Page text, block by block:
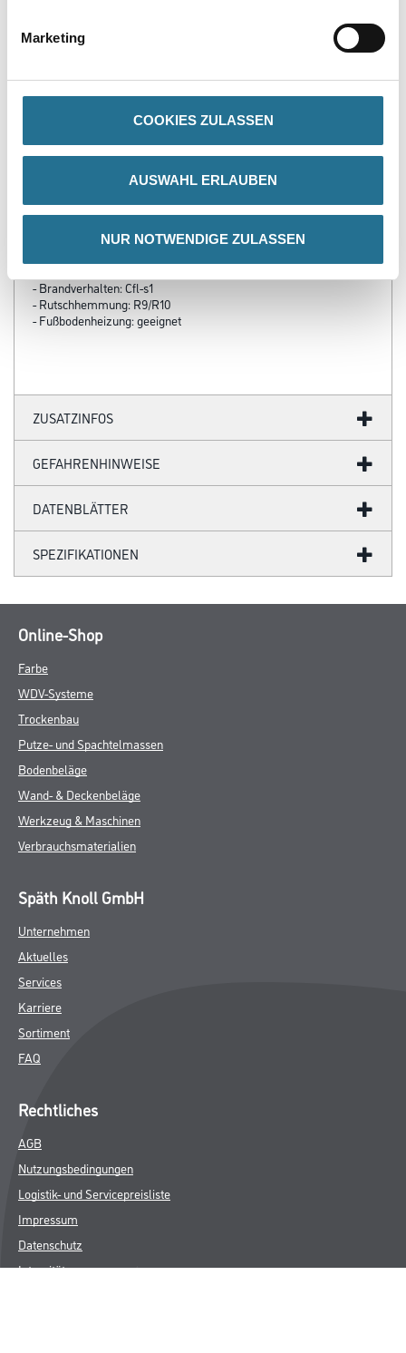
Marketing
COOKIES ZULASSEN
AUSWAHL ERLAUBEN
NUR NOTWENDIGE ZULASSEN
PRODUKTEIGENSCHAFTEN
- Belagsart: 2-Schicht Parkett
- Gesamtstärke: 10,00 mm
- Inhalt: je Pak. 2,47 m²
- Brandverhalten: Cfl-s1
- Rutschhemmung: R9/R10
- Fußbodenheizung: geeignet
ZUSATZINFOS
GEFAHRENHINWEISE
DATENBLÄTTER
SPEZIFIKATIONEN
Online-Shop
Farbe
WDV-Systeme
Trockenbau
Putze- und Spachtelmassen
Bodenbeläge
Wand- & Deckenbeläge
Werkzeug & Maschinen
Verbrauchsmaterialien
Späth Knoll GmbH
Unternehmen
Aktuelles
Services
Karriere
Sortiment
FAQ
Rechtliches
AGB
Nutzungsbedingungen
Logistik- und Servicepreisliste
Impressum
Datenschutz
Integrität